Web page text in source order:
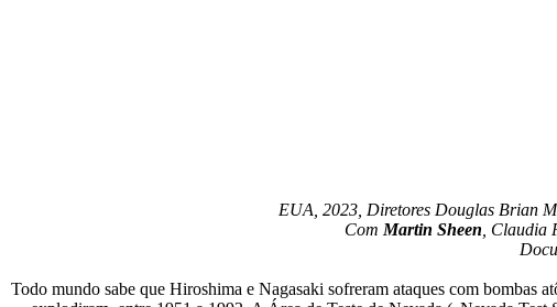
EUA, 2023, Diretores Douglas Brian
Com Martin Sheen , Claudia
Todo mundo sabe que Hiroshima e Nagasaki sofreram ataques com bombas